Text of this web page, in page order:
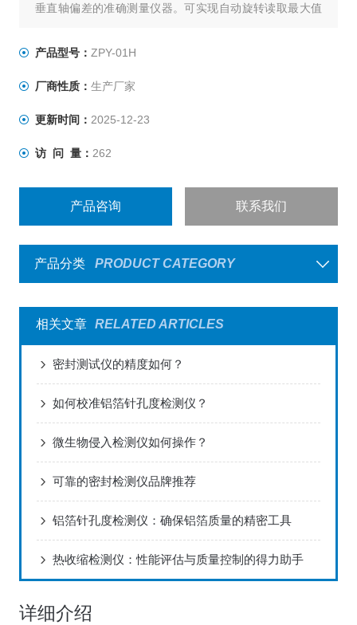
垂直轴偏差的准确测量仪器。可实现自动旋转读取最大值
量，是瓶类包装生产企业和使用企业、质检中心、科研院
产品型号： ZPY-01H
厂商性质： 生产厂家
更新时间： 2025-12-23
访 问 量： 262
产品咨询 联系我们
产品分类 PRODUCT CATEGORY
相关文章 RELATED ARTICLES
密封测试仪的精度如何？
如何校准铝箔针孔度检测仪？
微生物侵入检测仪如何操作？
可靠的密封检测仪品牌推荐
铝箔针孔度检测仪：确保铝箔质量的精密工具
热收缩检测仪：性能评估与质量控制的得力助手
详细介绍